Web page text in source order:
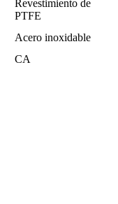
Revestimiento de
PTFE
Acero inoxidable
CA